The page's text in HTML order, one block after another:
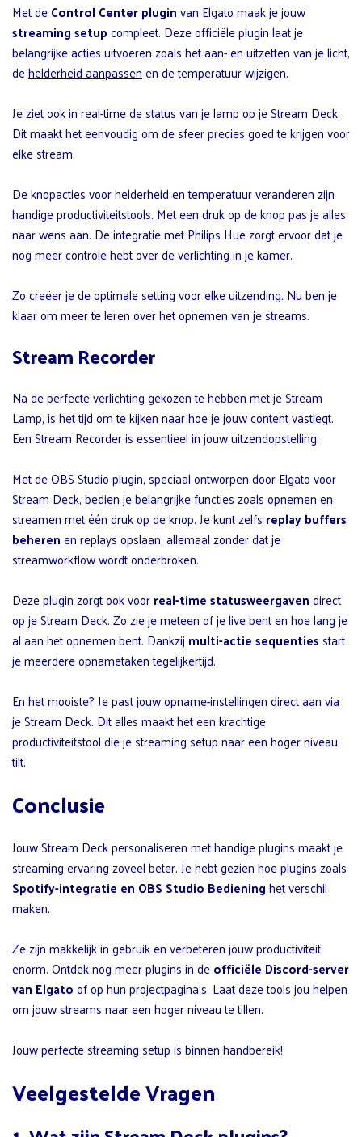
Met deControl Center pluginvan Elgato maak je jouw
streaming setupcompleet. Deze officiële plugin laat je
belangrijke acties uitvoeren zoals het aan- en uitzetten van je licht,
dehelderheid aanpassenen de temperatuur wijzigen.
Je ziet ook in real-time de status van je lamp op je Stream Deck.
Dit maakt het eenvoudig om de sfeer precies goed te krijgen voor
elke stream.
De knopacties voor helderheid en temperatuur veranderen zijn
handige productiviteitstools. Met een druk op de knop pas je alles
naar wens aan. De integratie met Philips Hue zorgt ervoor dat je
nog meer controle hebt over de verlichting in je kamer.
Zo creëer je de optimale setting voor elke uitzending. Nu ben je
klaar om meer te leren over het opnemen van je streams.
Stream Recorder
Na de perfecte verlichting gekozen te hebben met je Stream
Lamp, is het tijd om te kijken naar hoe je jouw content vastlegt.
Een Stream Recorder is essentieel in jouw uitzendopstelling.
Met de OBS Studio plugin, speciaal ontworpen door Elgato voor
Stream Deck, bedien je belangrijke functies zoals opnemen en
streamen met één druk op de knop. Je kunt zelfs replay buffers
beherenen replays opslaan, allemaal zonder dat je
streamworkflow wordt onderbroken.
Deze plugin zorgt ook voorreal-time statusweergavendirect
op je Stream Deck. Zo zie je meteen of je live bent en hoe lang je
al aan het opnemen bent. Dankzij multi-actie sequentiesstart
je meerdere opnametaken tegelijkertijd.
En het mooiste? Je past jouw opname-instellingen direct aan via
je Stream Deck. Dit alles maakt het een krachtige
productiviteitstool die je streaming setup naar een hoger niveau
tilt.
Conclusie
Jouw Stream Deck personaliseren met handige plugins maakt je
streaming ervaring zoveel beter. Je hebt gezien hoe plugins zoals
Spotify-integratie en OBS Studio Bedieninghet verschil
maken.
Ze zijn makkelijk in gebruik en verbeteren jouw productiviteit
enorm. Ontdek nog meer plugins in deofficiële Discord-server
van Elgatoof op hun projectpagina’s. Laat deze tools jou helpen
om jouw streams naar een hoger niveau te tillen.
Jouw perfecte streaming setup is binnen handbereik!
Veelgestelde Vragen